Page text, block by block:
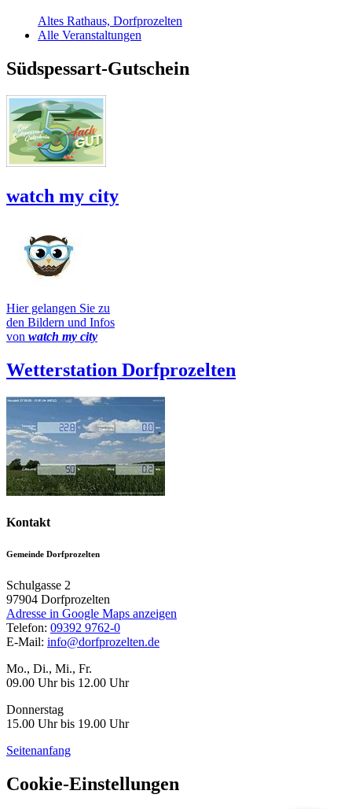
Altes Rathaus, Dorfprozelten
Alle Veranstaltungen
Südspessart-Gutschein
watch my city
Hier gelangen Sie zu
den Bildern und Infos
von watch my city
Wetterstation Dorfprozelten
Kontakt
Gemeinde Dorfprozelten
Schulgasse 2
97904 Dorfprozelten
Adresse in Google Maps anzeigen
Telefon: 09392 9762-0
E-Mail: info@dorfprozelten.de
Mo., Di., Mi., Fr.
09.00 Uhr bis 12.00 Uhr
Donnerstag
15.00 Uhr bis 19.00 Uhr
Seitenanfang
Cookie-Einstellungen